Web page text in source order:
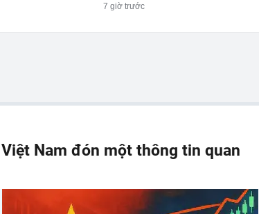
7 giờ trước
Nam đón một thông tin quan